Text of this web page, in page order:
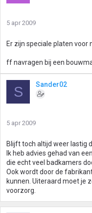
5 apr 2009
Er zijn speciale platen
ff navragen bij een
S Sander02
5 apr 2009
Blijft toch altijd weer lastig
Ik heb advies gehad van
die echt veel badkamers
Ook wordt door de
kunnen. Uiteraard moet je
voorzorg.